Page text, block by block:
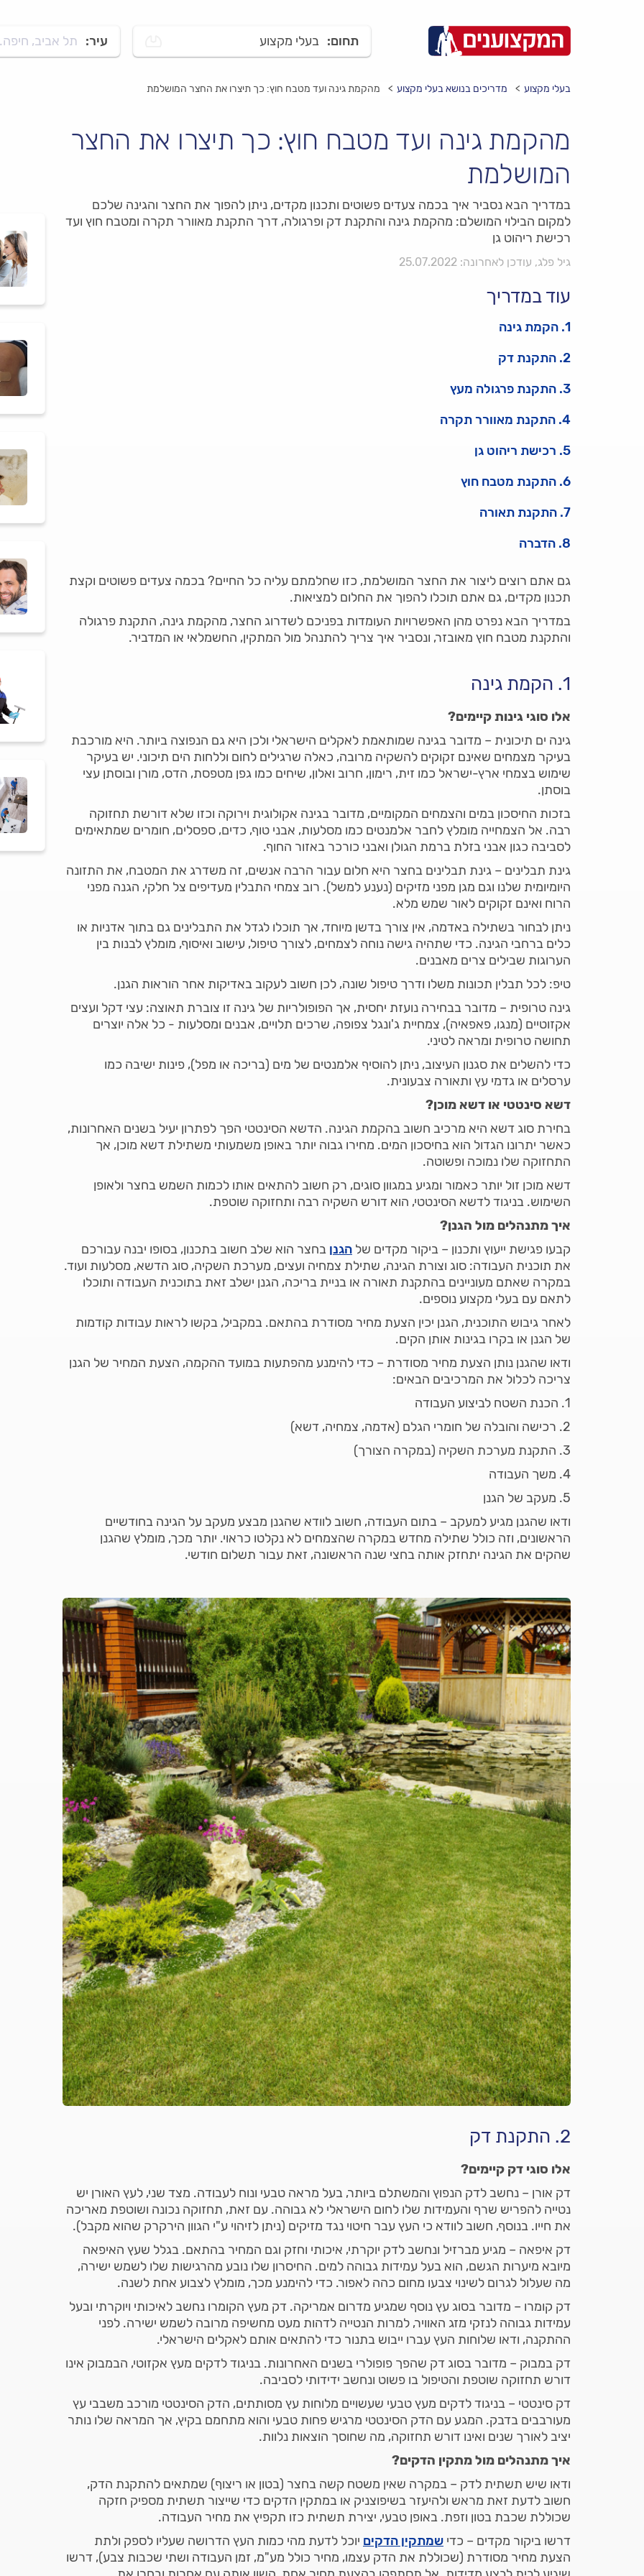
תחום: בעלי מקצוע עיר: תל אביב,
בעלי מקצוע מדריכים בנושא בעלי מקצוע מהקמת גינה ועד מטבח חוץ: כך תיצרו את החצר המושלמת
מהקמת גינה ועד מטבח חוץ: כך תיצרו את החצר
המושלמת
במדריך הבא נסביר איך בכמה צעדים פשוטים ותכנון מקדים, ניתן להפוך את החצר והגינה שלכם
למקום הבילוי המושלם: מהקמת גינה והתקנת דק ופרגולה, דרך התקנת מאוורר תקרה ומטבח חוץ ועד
רכישת ריהוט גן
גיל פלג, עודכן לאחרונה: 25.07.2022
עוד במדריך
1. הקמת גינה
2. התקנת דק
3. התקנת פרגולה מעץ
4. התקנת מאוורר תקרה
5. רכישת ריהוט גן
6. התקנת מטבח חוץ
7. התקנת תאורה
8. הדברה
גם אתם רוצים ליצור את החצר המושלמת, כזו שחלמתם עליה כל החיים? בכמה צעדים פשוטים וקצת
תכנון מקדים, גם אתם תוכלו להפוך את החלום למציאות.
במדריך הבא נפרט מהן האפשרויות העומדות בפניכם לשדרוג החצר, מהקמת גינה, התקנת פרגולה
והתקנת מטבח חוץ מאובזר, ונסביר איך צריך להתנהל מול המתקין, החשמלאי או המדביר.
1. הקמת גינה
אלו סוגי גינות קיימים?
גינה ים תיכונית – מדובר בגינה שמותאמת לאקלים הישראלי ולכן היא גם הנפוצה ביותר. היא מורכבת
בעיקר מצמחים שאינם זקוקים להשקיה מרובה, כאלה שרגילים לחום וללחות הים תיכוני. יש בעיקר
שימוש בצמחי ארץ-ישראל כמו זית, רימון, חרוב ואלון, שיחים כמו גפן מטפסת, הדס, מורן ובוסתן עצי
בוסתן.
בזכות החיסכון במים והצמחים המקומיים, מדובר בגינה אקולוגית וירוקה וכזו שלא דורשת תחזוקה
רבה. אל הצמחייה מומלץ לחבר אלמנטים כמו מסלעות, אבני טוף, כדים, ספסלים, חומרים שמתאימים
לסביבה כגון אבני בזלת ברמת הגולן ואבני כורכר באזור החוף.
גינת תבלינים – גינת תבלינים בחצר היא חלום עבור הרבה אנשים, זה משדרג את המטבח, את התזונה
היומיומית שלנו וגם מגן מפני מזיקים (נענע למשל). רוב צמחי התבלין מעדיפים צל חלקי, הגנה מפני
הרוח ואינם זקוקים לאור שמש מלא.
ניתן לבחור בשתילה באדמה, אין צורך בדשן מיוחד, אך תוכלו לגדל את התבלינים גם בתוך אדניות או
כלים ברחבי הגינה. כדי שתהיה גישה נוחה לצמחים, לצורך טיפול, עישוב ואיסוף, מומלץ לבנות בין
הערוגות שבילים צרים מאבנים.
טיפ: לכל תבלין תכונות משלו ודרך טיפול שונה, לכן חשוב לעקוב באדיקות אחר הוראות הגנן.
גינה טרופית – מדובר בבחירה נועזת יחסית, אך הפופולריות של גינה זו צוברת תאוצה: עצי דקל ועצים
אקזוטיים (מנגו, פאפאיה), צמחיית ג'ונגל צפופה, שרכים תלויים, אבנים ומסלעות - כל אלה יוצרים
תחושה טרופית ומראה לטיני.
כדי להשלים את סגנון העיצוב, ניתן להוסיף אלמנטים של מים (בריכה או מפל), פינות ישיבה כמו
ערסלים או גדמי עץ ותאורה צבעונית.
דשא סינטטי או דשא מוכן?
בחירת סוג דשא היא מרכיב חשוב בהקמת הגינה. הדשא הסינטטי הפך לפתרון יעיל בשנים האחרונות,
כאשר יתרונו הגדול הוא בחיסכון המים. מחירו גבוה יותר באופן משמעותי משתילת דשא מוכן, אך
התחזוקה שלו נמוכה ופשוטה.
דשא מוכן זול יותר כאמור ומגיע במגוון סוגים, רק חשוב להתאים אותו לכמות השמש בחצר ולאופן
השימוש. בניגוד לדשא הסינטטי, הוא דורש השקיה רבה ותחזוקה שוטפת.
איך מתנהלים מול הגנן?
קבעו פגישת ייעוץ ותכנון – ביקור מקדים של הגנן בחצר הוא שלב חשוב בתכנון, בסופו יבנה עבורכם
את תוכנית העבודה: סוג וצורת הגינה, שתילת צמחיה ועצים, מערכת השקיה, סוג הדשא, מסלעות ועוד.
במקרה שאתם מעוניינים בהתקנת תאורה או בניית בריכה, הגנן ישלב זאת בתוכנית העבודה ותוכלו
לתאם עם בעלי מקצוע נוספים.
לאחר גיבוש התוכנית, הגנן יכין הצעת מחיר מסודרת בהתאם. במקביל, בקשו לראות עבודות קודמות
של הגנן או בקרו בגינות אותן הקים.
ודאו שהגנן נותן הצעת מחיר מסודרת – כדי להימנע מהפתעות במועד ההקמה, הצעת המחיר של הגנן
צריכה לכלול את המרכיבים הבאים:
1. הכנת השטח לביצוע העבודה
2. רכישה והובלה של חומרי הגלם (אדמה, צמחיה, דשא)
3. התקנת מערכת השקיה (במקרה הצורך)
4. משך העבודה
5. מעקב של הגנן
ודאו שהגנן מגיע למעקב – בתום העבודה, חשוב לוודא שהגנן מבצע מעקב על הגינה בחודשיים
הראשונים, וזה כולל שתילה מחדש במקרה שהצמחים לא נקלטו כראוי. יותר מכך, מומלץ שהגנן
שהקים את הגינה יתחזק אותה בחצי שנה הראשונה, זאת עבור תשלום חודשי.
2. התקנת דק
אלו סוגי דק קיימים?
דק אורן – נחשב לדק הנפוץ והמשתלם ביותר, בעל מראה טבעי ונוח לעבודה. מצד שני, לעץ האורן יש
נטייה להפריש שרף והעמידות שלו לחום הישראלי לא גבוהה. עם זאת, תחזוקה נכונה ושוטפת מאריכה
את חייו. בנוסף, חשוב לוודא כי העץ עבר חיטוי נגד מזיקים (ניתן לזיהוי ע"י הגוון הירקרק שהוא מקבל).
דק איפאה – מגיע מברזיל ונחשב לדק יוקרתי, איכותי וחזק וגם המחיר בהתאם. בגלל שעץ האיפאה
מיובא מיערות הגשם, הוא בעל עמידות גבוהה למים. החיסרון שלו נובע מהרגישות שלו לשמש ישירה,
מה שעלול לגרום לשינוי צבעו מחום כהה לאפור. כדי להימנע מכך, מומלץ לצבוע אחת לשנה.
דק קומרו – מדובר בסוג עץ נוסף שמגיע מדרום אמריקה. דק מעץ הקומרו נחשב לאיכותי ויוקרתי ובעל
עמידות גבוהה לנזקי מזג האוויר, למרות הנטייה לדהות מעט מחשיפה מרובה לשמש ישירה. לפני
ההתקנה, ודאו שלוחות העץ עברו ייבוש בתנור כדי להתאים אותם לאקלים הישראלי.
דק במבוק – מדובר בסוג דק שהפך פופולרי בשנים האחרונות. בניגוד לדקים מעץ אקזוטי, הבמבוק אינו
דורש תחזוקה שוטפת והטיפול בו פשוט ונחשב ידידותי לסביבה.
דק סינטטי – בניגוד לדקים מעץ טבעי שעשויים מלוחות עץ מסותתים, הדק הסינטטי מורכב משבבי עץ
מעורבבים בדבק. המגע עם הדק הסינטטי מרגיש פחות טבעי והוא מתחמם בקיץ, אך המראה שלו נותר
יציב לאורך שנים ואינו דורש תחזוקה, מה שחוסך הוצאות נלוות.
איך מתנהלים מול מתקין הדקים?
ודאו שיש תשתית לדק – במקרה שאין משטח קשה בחצר (בטון או ריצוף) שמתאים להתקנת הדק,
חשוב לדעת זאת מראש ולהיעזר בשיפוצניק או במתקין הדקים כדי שייצור תשתית מספיק חזקה
שכוללת שכבת בטון וזפת. באופן טבעי, יצירת תשתית כזו תקפיץ את מחיר העבודה.
דרשו ביקור מקדים – כדי שמתקין הדקים יוכל לדעת מהי כמות העץ הדרושה שעליו לספק ולתת
הצעת מחיר מסודרת (שכוללת את הדק עצמו, מחיר כולל מע"מ, זמן העבודה ושתי שכבות צבע), דרשו